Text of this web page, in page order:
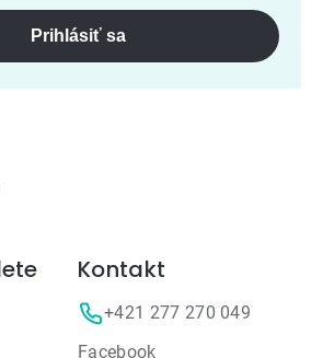
Prihlásiť sa
Kontakt
+421 277 270 049
Facebook